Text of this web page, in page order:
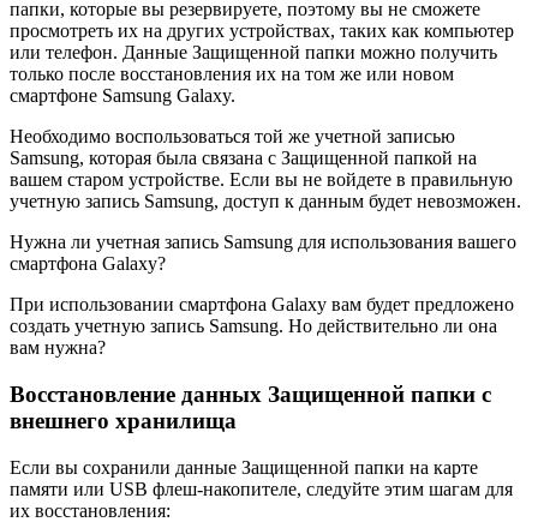
папки, которые вы резервируете, поэтому вы не сможете
просмотреть их на других устройствах, таких как компьютер
или телефон. Данные Защищенной папки можно получить
только после восстановления их на том же или новом
смартфоне Samsung Galaxy.
Необходимо воспользоваться той же учетной записью
Samsung, которая была связана с Защищенной папкой на
вашем старом устройстве. Если вы не войдете в правильную
учетную запись Samsung, доступ к данным будет невозможен.
Нужна ли учетная запись Samsung для использования вашего
смартфона Galaxy?
При использовании смартфона Galaxy вам будет предложено
создать учетную запись Samsung. Но действительно ли она
вам нужна?
Восстановление данных Защищенной папки с
внешнего хранилища
Если вы сохранили данные Защищенной папки на карте
памяти или USB флеш-накопителе, следуйте этим шагам для
их восстановления: